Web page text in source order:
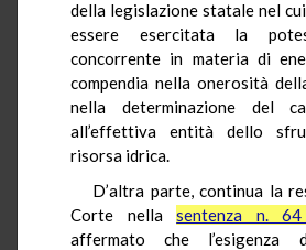
della legislazione statale nel
essere esercitata la
concorrente in materia di
compendia nella onerosità
nella determinazione del
all’effettiva entità dello
risorsa idrica.
D’altra parte, continua la
Corte nellasentenza n.
affermato che